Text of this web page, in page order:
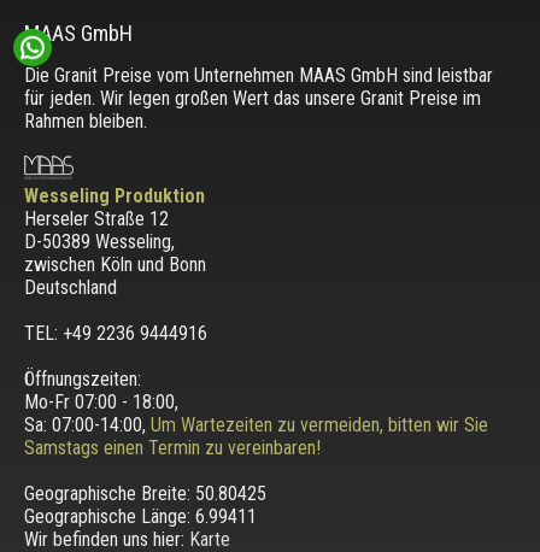
MAAS GmbH
Die Granit Preise vom Unternehmen MAAS GmbH sind leistbar
für jeden. Wir legen großen Wert das unsere Granit Preise im
Rahmen bleiben.
Wesseling Produktion
Herseler Straße 12
D-50389 Wesseling,
zwischen Köln und Bonn
Deutschland
TEL: +49 2236 9444916
Öffnungszeiten:
Mo-Fr 07:00 - 18:00,
Sa: 07:00-14:00, Um Wartezeiten zu vermeiden, bitten wir Sie
Samstags einen Termin zu vereinbaren!
Geographische Breite: 50.80425
Geographische Länge: 6.99411
Wir befinden uns hier: Karte